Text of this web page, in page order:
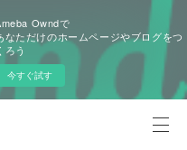
Owndで
なただけのホームページやブログをつ
ろう
今すぐ試す